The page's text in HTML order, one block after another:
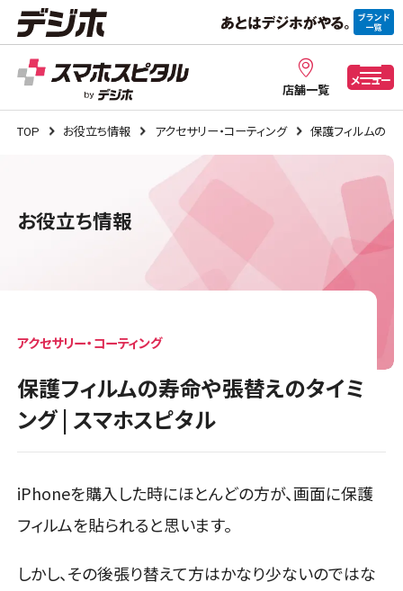
店舗一覧
メニュー
TOP お役立ち情報 アクセサリー・コーティング 保護フィルムの寿
お役立ち情報
アクセサリー・コーティング
保護フィルムの寿命や張替えのタイミ
ング | スマホスピタル
iPhoneを購入した時にほとんどの方が、画面に保護
フィルムを貼られると思います。
しかし、その後張り替えて方はかなり少ないのではな